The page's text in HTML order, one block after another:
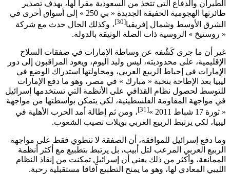
الطيران والدفاع التي تتخذ من السعودية مقرا لها، بهدف تصدير
طائرتها الهجومية الخفيفة الجديدة « بي 250 » إلى أسواق أخرى في
الشرق الأوسط وشمال إفريقيا[30]، وكذلك الحال حدث مع شركة
« روستيخ » الروسية ذات الصلة الوثيقة بالدولة.
غير أن ما جرى كَشْفه عن وساطة الإمارات في صفقات السلاح
الإقليمية، على محدوديته، ليس وليد اليوم، ويعود المراقبون إلى دور
الإمارات في إحباط الربيع العربي، ومحاولتها استدراك الوضع في
ليبيا بعد الإطاحة بنخبة « مبارك » في مصر، وهو ما دفع الإمارات
للتوسط لحصول نظام القذافي على الأنظمة التي تستخدمها إسرائيل
في مواجهة المقاومة الفلسطينية، لكي يتمكن بواسطتها من مواجهة
« ثورة 17 شباط 2011 »
[31]، ومن ثم إطالة أمد الحرب الأهلية في
ليبيا، لكي يرتبط الربيع العربي بويلات تصيب الشعوب.
وما دفع إسرائيل للموافقة، أن الصفقة لا تنطوي فقط على مواجهة
الربيع العربي المرعب لتل أبيب، بل يرتبط بتطبيع مع أكثر أنظمة
الممانعة، وأكثر من ذلك يعني أن إسرائيل تمكنت من إنقاذ النظام
الليبي المعادي لها، وهو ما يمنح التطبيع آفاقا مستقبلية رحبة.